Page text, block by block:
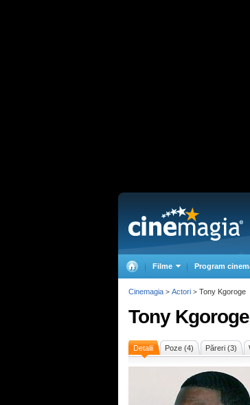
Filme Program
Tony Kgoroge
Detalii Poze (4) Păreri (3)
Cinemagia > Actori > Tony Kgoroge